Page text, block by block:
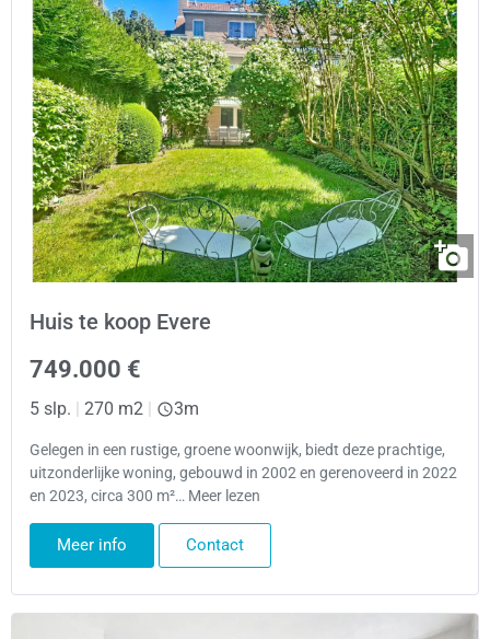
Huis te koop Evere
749.000 €
5 slp. 270 m2 3m
Gelegen in een rustige, groene woonwijk, biedt deze prachtige,
uitzonderlijke woning, gebouwd in 2002 en gerenoveerd in 2022
en 2023, circa 300 m²… Meer lezen
Meer info Contact